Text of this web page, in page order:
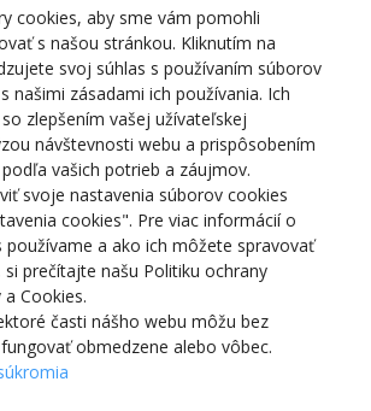
ZÓNA
cookies, aby sme vám pomohli
s našou stránkou. Kliknutím na
svoj súhlas s používaním súborov
našimi zásadami ich používania. Ich
zlepšením vašej užívateľskej
návštevnosti webu a prispôsobením
vašich potrieb a záujmov.
svoje nastavenia súborov cookies
cookies". Pre viac informácií o
a ako ich môžete spravovať
prečítajte našu Politiku ochrany
Cookies.
časti nášho webu môžu bez
obmedzene alebo vôbec.